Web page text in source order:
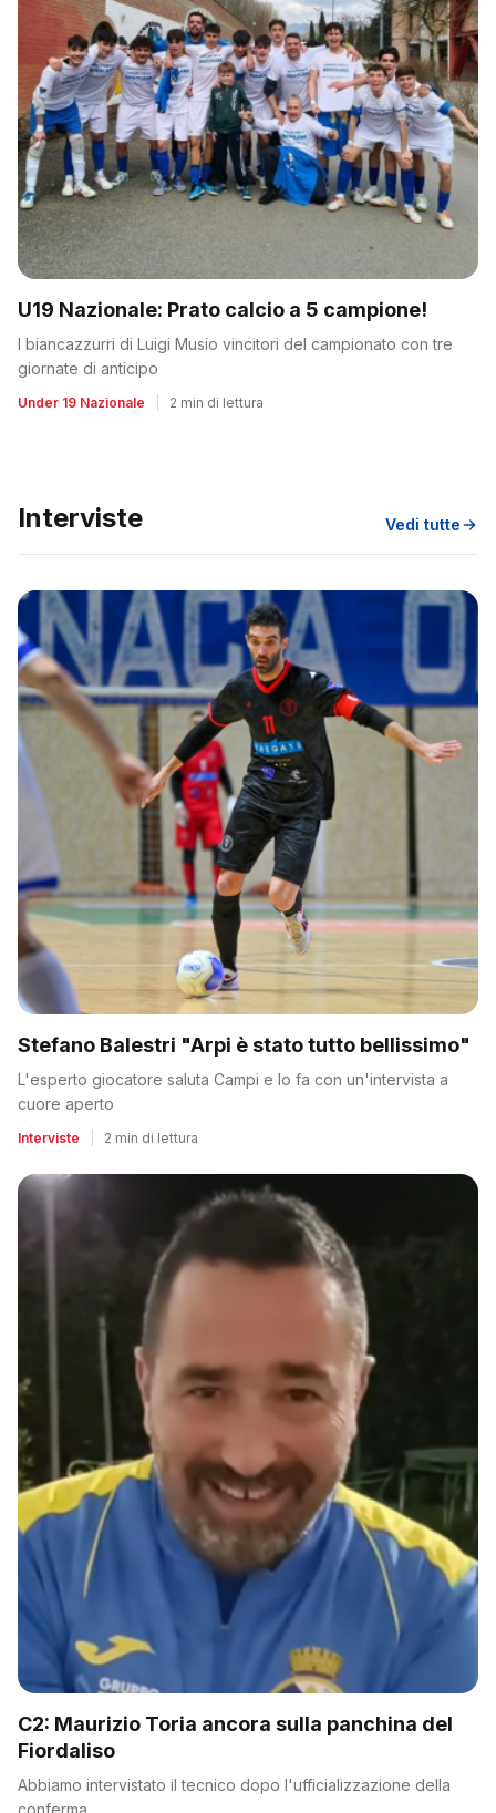
U19 Nazionale: Prato calcio a 5 campione!
I biancazzurri di Luigi Musio vincitori del campionato con tre
giornate di anticipo
Under 19 Nazionale 2 min di lettura
Interviste Vedi tutte
Stefano Balestri "Arpi è stato tutto bellissimo"
L'esperto giocatore saluta Campi e lo fa con un'intervista a
cuore aperto
Interviste 2 min di lettura
C2: Maurizio Toria ancora sulla panchina del
Fiordaliso
Abbiamo intervistato il tecnico dopo l'ufficializzazione della